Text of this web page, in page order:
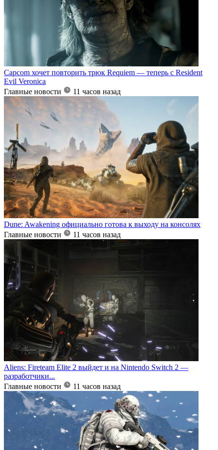
Capcom хочет повторить трюк Requiem — теперь с Resident
Evil Veronica
Главные новости
11 часов назад
Dune: Awakening официально готова к выходу на консолях
Главные новости
11 часов назад
Aliens: Fireteam Elite 2 выйдет и на Nintendo Switch 2 —
разработчики...
Главные новости
11 часов назад